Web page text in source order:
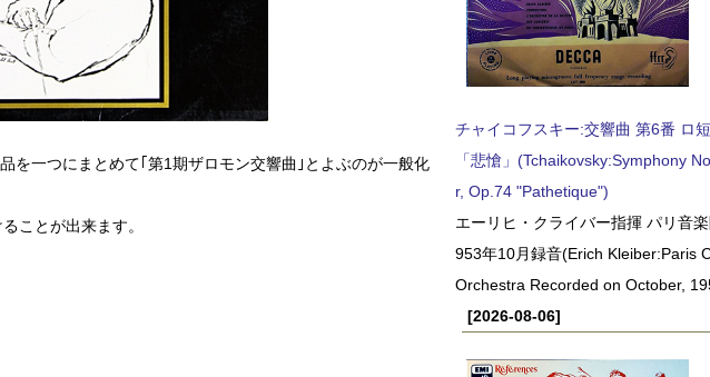
を一つにまとめて｢第1期ザロモン交響曲｣とよぶのが一般化
ことが出来ます。
チャイコフスキー:交響曲 第6番 ロ
「悲愴」(Tchaikovsky:Symphony
r, Op.74 "Pathetique")
エーリヒ・クライバー指揮 パリ音
953年10月録音(Erich Kleiber:Paris
Orchestra Recorded on October,
[2026-08-06]